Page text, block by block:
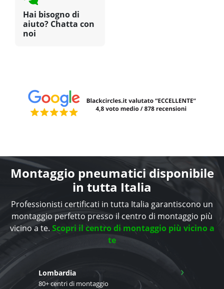
Hai bisogno di
aiuto? Chatta con
noi
Montaggio pneumatici disponibile
in tutta Italia
Professionisti certificati in tutta Italia garantiscono un
montaggio perfetto presso il centro di montaggio più
vicino a te. Scopri il centro di montaggio più vicino a
te
Lombardia
80+ centri di montaggio
›